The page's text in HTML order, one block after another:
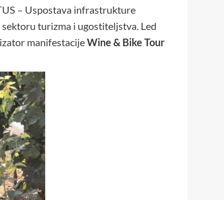
– Uspostava infrastrukture
turizma i ugostiteljstva. Led
manifestacijeWine & Bike Tour